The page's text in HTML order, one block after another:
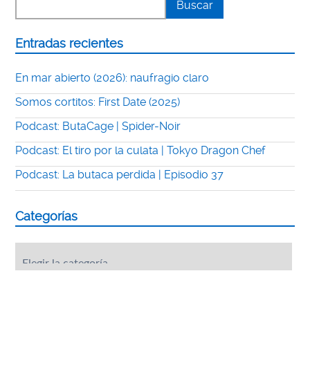
Entradas recientes
En mar abierto (2026): naufragio claro
Somos cortitos: First Date (2025)
Podcast: ButaCage | Spider-Noir
Podcast: El tiro por la culata | Tokyo Dragon Chef
Podcast: La butaca perdida | Episodio 37
Categorías